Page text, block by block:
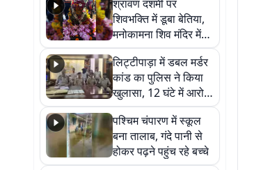
जताया आक्रोश
श्रावण दशमी पर
शिवभक्ति में डूबा बेतिया,
मनोकामना शिव मंदिर में
हुआ भव्य श्रृंगार
लिट्टीपाड़ा में डबल मर्डर
कांड का पुलिस ने किया
खुलासा, 12 घंटे में आरोपी
गिरफ्तार
पश्चिम चंपारण में स्कूल
बना तालाब, गंदे पानी से
होकर पढ़ने पहुंच रहे बच्चे